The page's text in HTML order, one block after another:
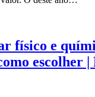
físico e
escolher |